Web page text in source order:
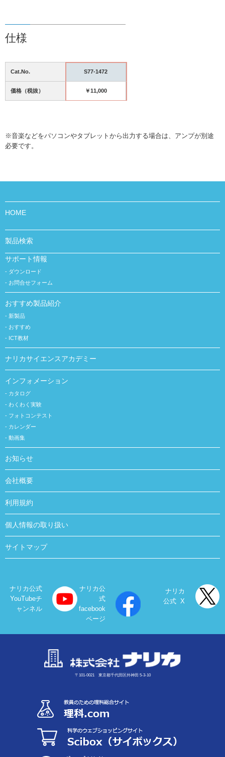
仕様
Cat.No. S77-1472
価格（税抜） ￥11,000
※音楽などをパソコンやタブレットから出力する場合は、アンプが別途
必要です。
HOME
製品検索
サポート情報
ダウンロード
お問合せフォーム
おすすめ製品紹介
新製品
おすすめ
ICT教材
ナリカサイエンスアカデミー
インフォメーション
カタログ
わくわく実験
フォトコンテスト
カレンダー
動画集
お知らせ
会社概要
利用規約
個人情報の取り扱い
サイトマップ
ナリカ公式
YouTubeチ
ャンネル
ナリカ公
式
facebook
ページ
ナリカ
公式 X
〒101-0021 東京都千代田区外神田 5-3-10